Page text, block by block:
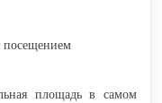
посещением
площадь в самом